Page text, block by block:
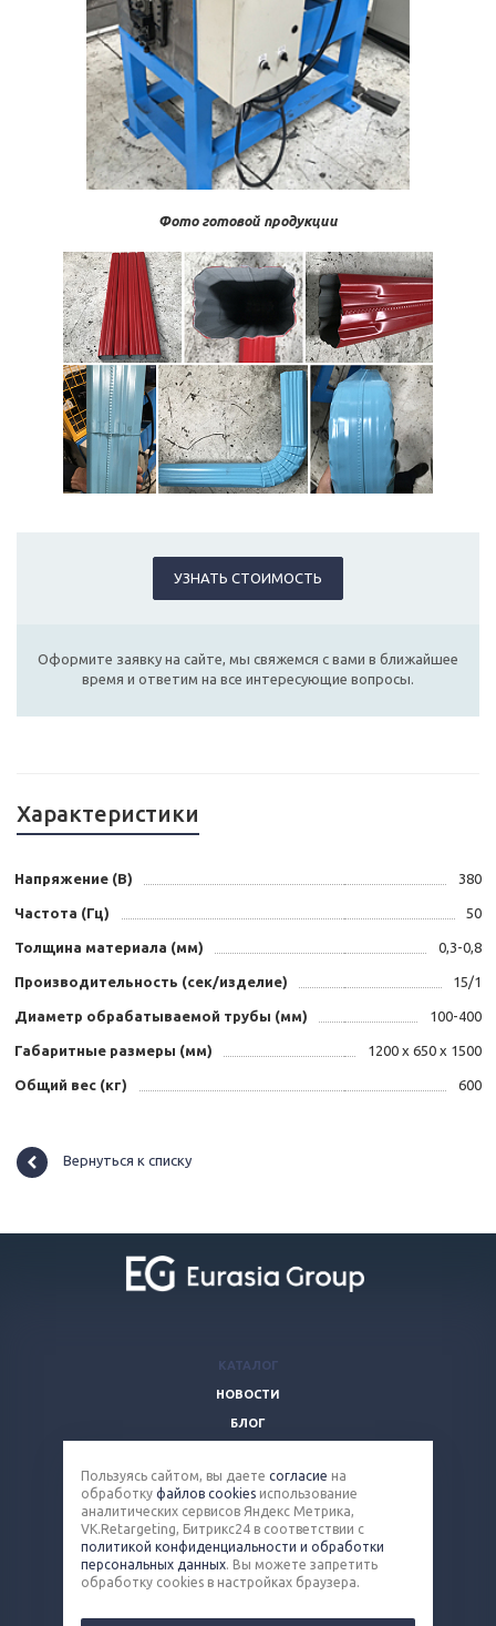
Фото готовой продукции
УЗНАТЬ СТОИМОСТЬ
Оформите заявку на сайте, мы свяжемся с вами в ближайшее
время и ответим на все интересующие вопросы.
Характеристики
Напряжение (В) 380
Частота (Гц) 50
Толщина материала (мм) 0,3-0,8
Производительность (сек/изделие) 15/1
Диаметр обрабатываемой трубы (мм) 100-400
Габаритные размеры (мм) 1200 х 650 х 1500
Общий вес (кг) 600
Вернуться к списку
КАТАЛОГ
НОВОСТИ
БЛОГ
КОМПАНИЯ
КОНТАКТЫ
8 (800) 100-90-13
steel@eq-mail.ru
Пользуясь сайтом, вы даете согласие на
обработку файлов cookies использование
аналитических сервисов Яндекс Метрика,
VK.Retargeting, Битрикс24 в соответствии с
политикой конфиденциальности и обработки
персональных данных. Вы можете запретить
обработку cookies в настройках браузера.